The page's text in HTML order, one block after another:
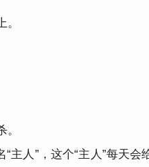
人”，这个“主人”每天会